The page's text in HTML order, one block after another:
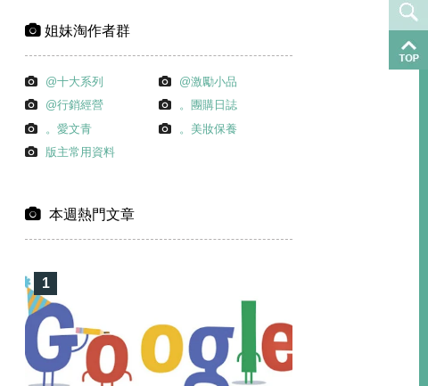
姐妹淘作者群
@十大系列
@激勵小品
@行銷經營
。團購日誌
。愛文青
。美妝保養
版主常用資料
本週熱門文章
1